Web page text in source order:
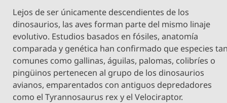
Lejos de ser únicamente descendientes de los
dinosaurios, las aves forman parte del mismo linaje
evolutivo. Estudios basados en fósiles, anatomía
comparada y genética han confirmado que especies
comunes como gallinas, águilas, palomas, colibríes o
pingüinos pertenecen al grupo de los dinosaurios
avianos, emparentados con antiguos depredadores
como el Tyrannosaurus rex y el Velociraptor.